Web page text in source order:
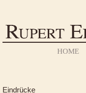
HOME
Eindrücke